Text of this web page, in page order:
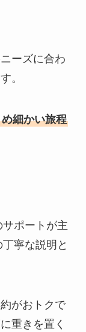
ーズに合わ
。
細かい旅程
サポートが主
丁寧な説明と
がおトクで
重きを置く